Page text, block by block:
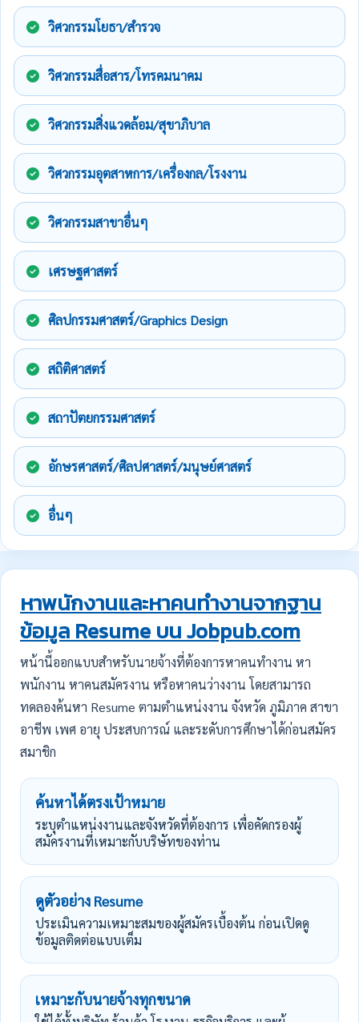
วิศวกรรมโยธา/สำรวจ
วิศวกรรมสื่อสาร/โทรคมนาคม
วิศวกรรมสิ่งแวดล้อม/สุขาภิบาล
วิศวกรรมอุตสาหการ/เครื่องกล/โรงงาน
วิศวกรรมสาขาอื่นๆ
เศรษฐศาสตร์
ศิลปกรรมศาสตร์/Graphics Design
สถิติศาสตร์
สถาปัตยกรรมศาสตร์
อักษรศาสตร์/ศิลปศาสตร์/มนุษย์ศาสตร์
อื่นๆ
หาพนักงานและหาคนทำงานจากฐาน
ข้อมูล Resume บน Jobpub.com
หน้านี้ออกแบบสำหรับนายจ้างที่ต้องการหาคนทำงาน หา
พนักงาน หาคนสมัครงาน หรือหาคนว่างงาน โดยสามารถ
ทดลองค้นหา Resume ตามตำแหน่งงาน จังหวัด ภูมิภาค สาขา
อาชีพ เพศ อายุ ประสบการณ์ และระดับการศึกษาได้ก่อนสมัคร
สมาชิก
ค้นหาได้ตรงเป้าหมาย
ระบุตำแหน่งงานและจังหวัดที่ต้องการ เพื่อคัดกรองผู้
สมัครงานที่เหมาะกับบริษัทของท่าน
ดูตัวอย่าง Resume
ประเมินความเหมาะสมของผู้สมัครเบื้องต้น ก่อนเปิดดู
ข้อมูลติดต่อแบบเต็ม
เหมาะกับนายจ้างทุกขนาด